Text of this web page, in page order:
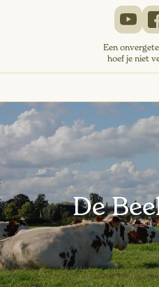
Een
hoef je niet
De